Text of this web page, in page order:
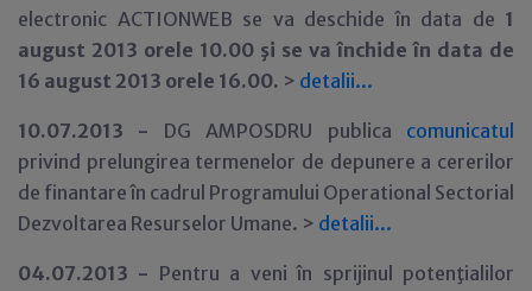
electronic ACTIONWEB se va deschide în data de 1
august 2013 orele 10.00 şi se va închide în data de
16 august 2013 orele 16.00. > detalii...
10.07.2013 - DG AMPOSDRU publica comunicatul
privind prelungirea termenelor de depunere a cererilor
de finantare în cadrul Programului Operational Sectorial
Dezvoltarea Resurselor Umane. > detalii...
04.07.2013 - Pentru a veni în sprijinul potenţialilor